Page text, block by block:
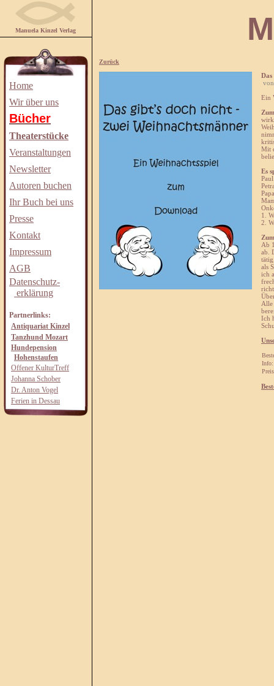
Manuela Kinzel Verlag
Home
Wir über uns
Bücher
Theaterstücke
Veranstaltungen
Newsletter
Autoren buchen
Ihr Buch bei uns
Presse
Kontakt
Impressum
AGB
Datenschutz-
erklärung
Partnerlinks:
Antiquariat Kinzel
Tanzhund Mozart
Hundepension
Hohenstaufen
Offener KulturTreff
Johanna Schober
Dr. Anton Vogel
Ferien in Dessau
Zurück
Ein
Mit
Es
Paul
Papa
1.
2.
Ab
ab.
als
ich
Alle
Ich
Info: